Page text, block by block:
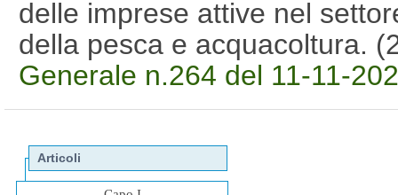
delle imprese attive nel
della pesca e acquacoltura.
Generale n.264 del 11-11-